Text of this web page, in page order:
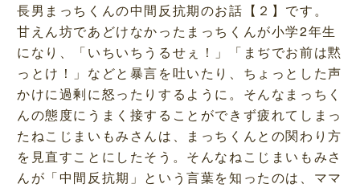
長男まっちくんの中間反抗期のお話【２】です。
甘えん坊であどけなかったまっちくんが小学2年生
になり、「いちいちうるせぇ！」「まぢでお前は黙
っとけ！」などと暴言を吐いたり、ちょっとした声
かけに過剰に怒ったりするように。そんなまっちく
んの態度にうまく接することができず疲れてしまっ
たねこじまいもみさんは、まっちくんとの関わり方
を見直すことにしたそう。そんなねこじまいもみさ
んが「中間反抗期」という言葉を知ったのは、ママ